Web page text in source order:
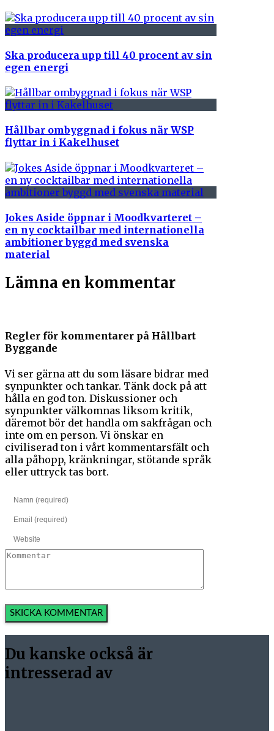
Ska producera upp till 40 procent av sin
egen energi
Hållbar ombyggnad i fokus när WSP
flyttar in i Kakelhuset
Jokes Aside öppnar i Moodkvarteret –
en ny cocktailbar med internationella
ambitioner byggd med svenska
material
Lämna en kommentar
Regler för kommentarer på Hållbart
Byggande
Vi ser gärna att du som läsare bidrar med
synpunkter och tankar. Tänk dock på att
hålla en god ton. Diskussioner och
synpunkter välkomnas liksom kritik,
däremot bör det handla om sakfrågan och
inte om en person. Vi önskar en
civiliserad ton i vårt kommentarsfält och
alla påhopp, kränkningar, stötande språk
eller uttryck tas bort.
Du kanske också är
intresserad av